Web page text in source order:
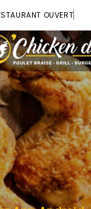
OUVERT